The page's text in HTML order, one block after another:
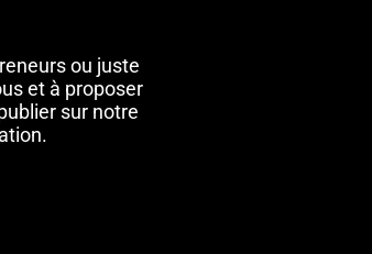
ou juste
et à proposer
sur notre